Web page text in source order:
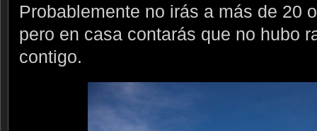
Probablemente no irás a más de 20
pero en casa contarás que no hubo
contigo.